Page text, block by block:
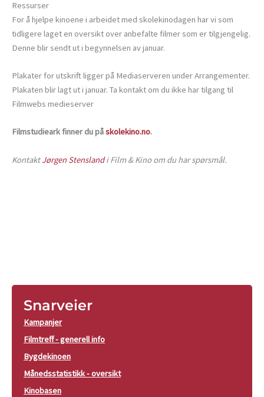
Ressurser
For å hjelpe kinoene i arbeidet med skolekinodagen har vi som
tidligere laget en oversikt over anbefalte filmer som er tilgjengelig.
Denne blir sendt ut i begynnelsen av januar.
Plakater for utskrift ligger på Mediaserveren under Arrangementer.
Plakaten blir lagt ut i januar. Ta kontakt om du ikke har tilgang til
Filmwebs medieserver
Filmstudieark finner du påskolekino.no.
KontaktJørgen Stenslandi Film & Kino om du har spørsmål.
Snarveier
Kampanjer
Filmtreff - generell info
Bygdekinoen
Månedsstatistikk - oversikt
Kinobasen